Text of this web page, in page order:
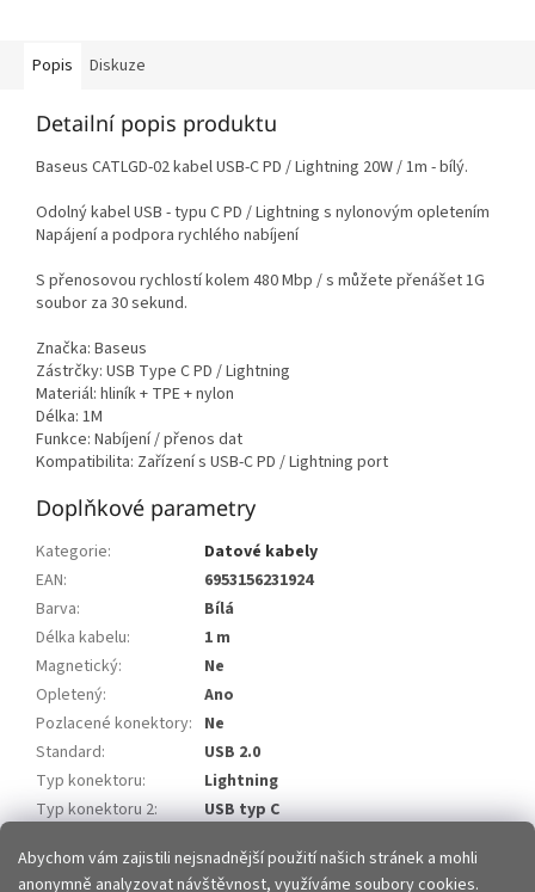
Abychom vám zajistili nejsnadnější použití našich stránek a mohli
anonymně analyzovat návštěvnost, využíváme soubory cookies.
Popis Diskuze
Detailní popis produktu
Baseus CATLGD-02 kabel USB-C PD / Lightning 20W / 1m - bílý.
Odolný kabel USB - typu C PD / Lightning s nylonovým opletením
Napájení a podpora rychlého nabíjení
S přenosovou rychlostí kolem 480 Mbp / s můžete přenášet 1G
soubor za 30 sekund.
Značka: Baseus
Zástrčky: USB Type C PD / Lightning
Materiál: hliník + TPE + nylon
Délka: 1M
Funkce: Nabíjení / přenos dat
Kompatibilita: Zařízení s USB-C PD / Lightning port
Doplňkové parametry
Kategorie:
Datové kabely
EAN:
6953156231924
Barva:
Bílá
Délka kabelu:
1 m
Magnetický:
Ne
Opletený:
Ano
Pozlacené konektory: Ne
Standard:
USB 2.0
Typ konektoru:
Lightning
Typ konektoru 2:
USB typ C